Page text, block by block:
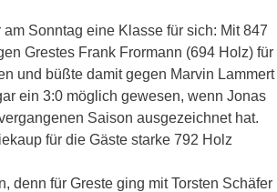
Sonntag eine Klasse für sich: Mit 847
Grestes Frank Frormann (694 Holz) für
und büßte damit gegen Marvin Lammert
ein 3:0 möglich gewesen, wenn Jonas
Saison ausgezeichnet hat.
für die Gäste starke 792 Holz
denn für Greste ging mit Torsten Schäfer